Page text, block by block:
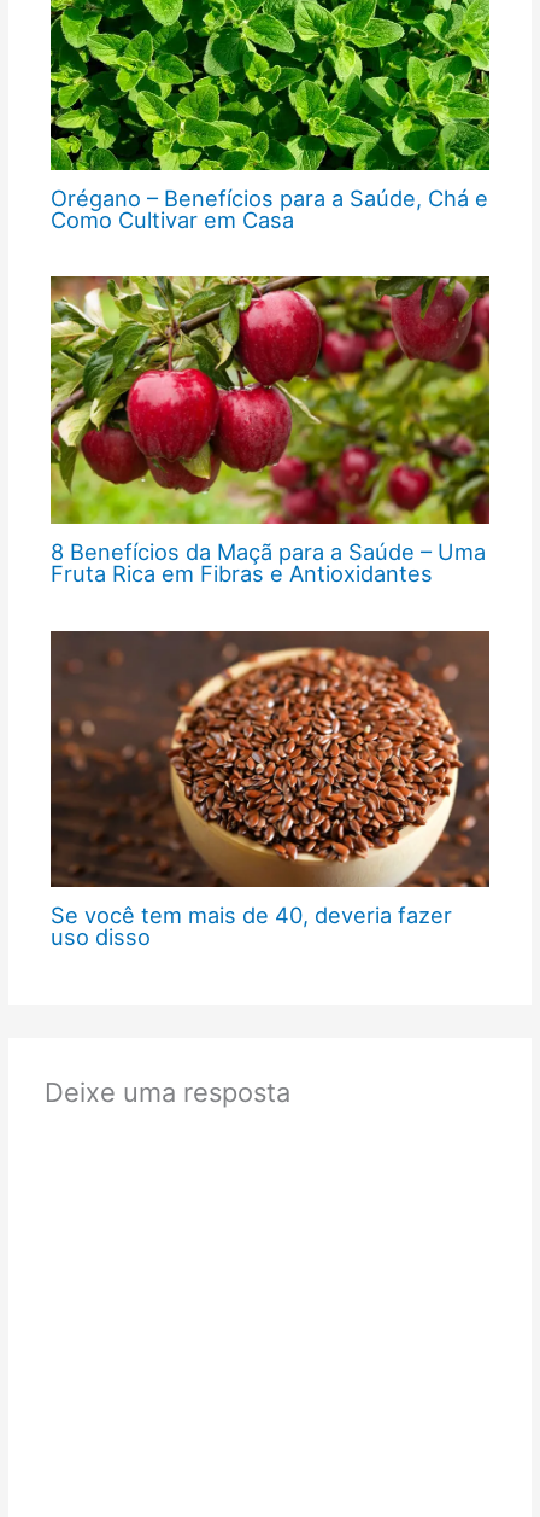
Orégano – Benefícios para a Saúde, Chá e
Como Cultivar em Casa
8 Benefícios da Maçã para a Saúde – Uma
Fruta Rica em Fibras e Antioxidantes
Se você tem mais de 40, deveria fazer
uso disso
Deixe uma resposta